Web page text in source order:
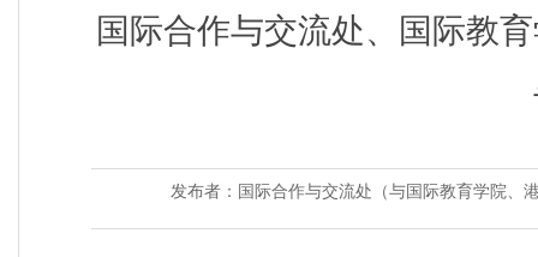
国际合作与交流处、国际教
发布者：国际合作与交流处（与国际教育学院